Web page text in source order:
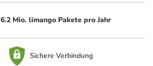
6.2 Mio. limango Pakete pro Jahr
Sichere Verbindung